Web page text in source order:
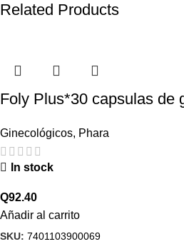
Related Products
Foly Plus*30 capsulas de
Ginecológicos, Phara
In stock
Q92.40
Añadir al carrito
SKU: 7401103900069